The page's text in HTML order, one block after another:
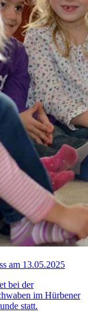
am 13.05.2025
bei der
im Hürbener
statt.